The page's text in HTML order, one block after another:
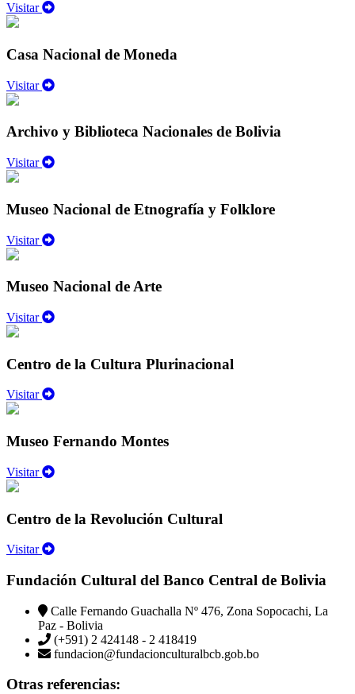
Visitar
Casa Nacional de Moneda
Visitar
Archivo y Biblioteca Nacionales de Bolivia
Visitar
Museo Nacional de Etnografía y Folklore
Visitar
Museo Nacional de Arte
Visitar
Centro de la Cultura Plurinacional
Visitar
Museo Fernando Montes
Visitar
Centro de la Revolución Cultural
Visitar
Fundación Cultural del Banco Central de Bolivia
Calle Fernando Guachalla Nº 476, Zona Sopocachi, La
Paz - Bolivia
(+591) 2 424148 - 2 418419
fundacion@fundacionculturalbcb.gob.bo
Otras referencias: